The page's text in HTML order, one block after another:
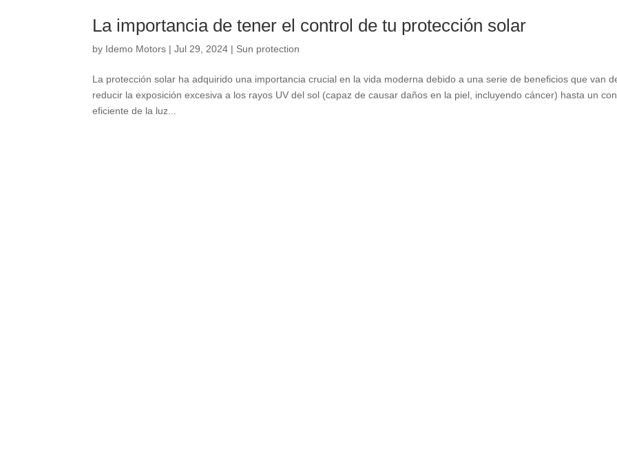
La importancia de tener el control de tu protección solar
by Idemo Motors |Jul 29, 2024 | Sun protection
La protección solar ha adquirido una importancia crucial en la vida moderna debido a una serie de beneficios que van
reducir la exposición excesiva a los rayos UV del sol (capaz de causar daños en la piel incluyendo cáncer) hasta un
eficiente de la luz..